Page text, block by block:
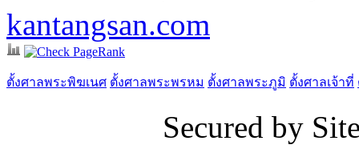
kantangsan.com
ตั้งศาลพระพิฆเนศ ตั้งศาลพระพรหม ตั้งศาลพระภูมิ ตั้งศาลเจ้าที่
Secured by